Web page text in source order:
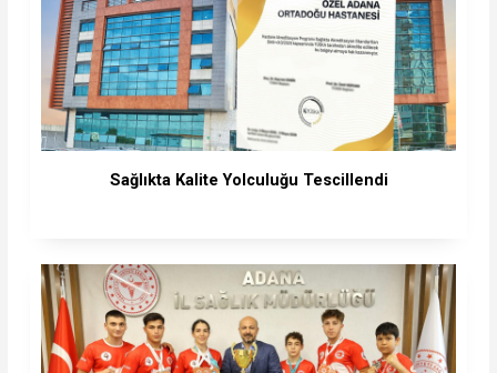
Sağlıkta Kalite Yolculuğu Tescillendi